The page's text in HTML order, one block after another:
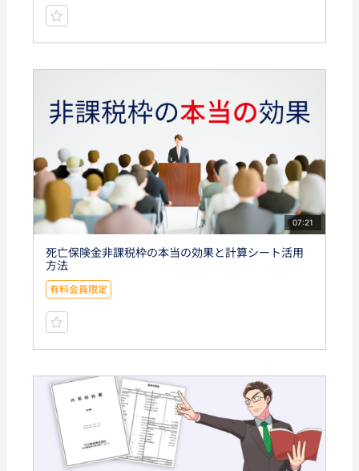
07:21
死亡保険金非課税枠の本当の効果と計算シート活用
方法
有料会員限定